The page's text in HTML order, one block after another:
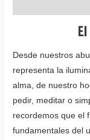
Desde nuestros
representa la
alma, de nuestro
pedir, meditar o
recordemos que el
fundamentales del